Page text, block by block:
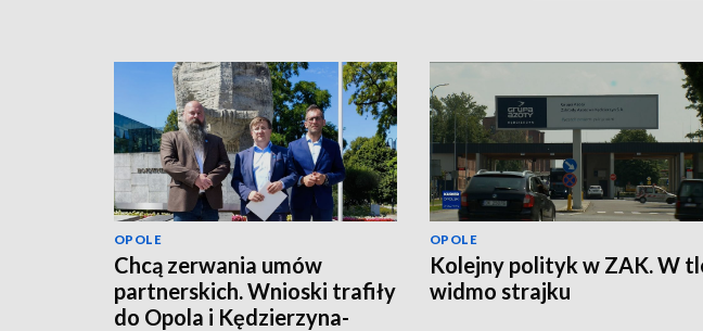
OPOLE
Chcą zerwania umów
partnerskich. Wnioski trafiły
do Opola i Kędzierzyna-
OPOLE
Kolejny polityk w ZAK. W
widmo strajku